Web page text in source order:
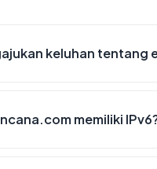
keluhan tentang
memiliki